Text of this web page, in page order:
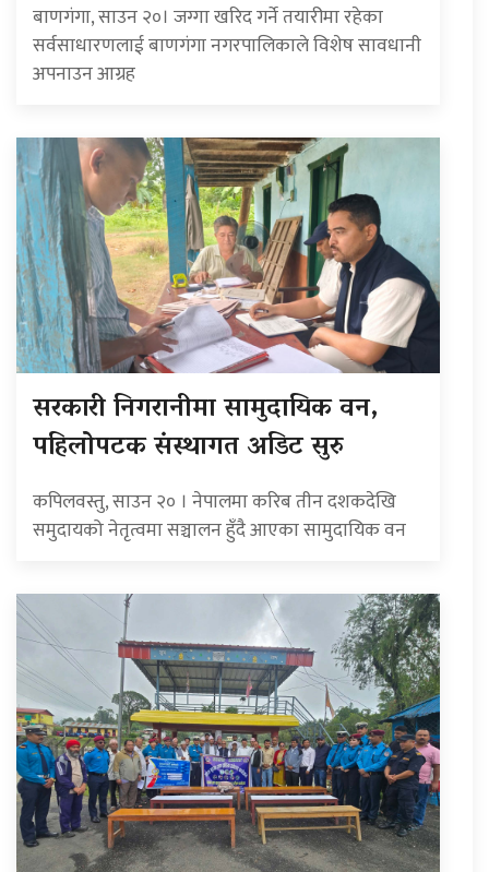
बाणगंगा, साउन २०। जग्गा खरिद गर्ने तयारीमा रहेका
सर्वसाधारणलाई बाणगंगा नगरपालिकाले विशेष सावधानी
अपनाउन आग्रह
सरकारी निगरानीमा सामुदायिक वन,
पहिलोपटक संस्थागत अडिट सुरु
कपिलवस्तु, साउन २० । नेपालमा करिब तीन दशकदेखि
समुदायको नेतृत्वमा सञ्चालन हुँदै आएका सामुदायिक वन